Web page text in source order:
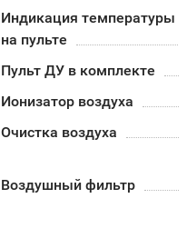
Индикация температуры
на пульте
Пульт ДУ в комплекте
Ионизатор воздуха
Очистка воздуха
Воздушный фильтр